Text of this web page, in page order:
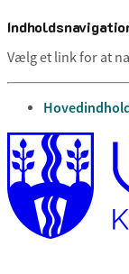
Vælg et link for at
gå til